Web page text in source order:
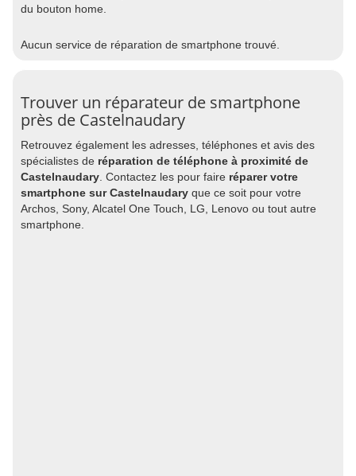
du bouton home.
Aucun service de réparation de smartphone trouvé.
Trouver un réparateur de smartphone
près de Castelnaudary
Retrouvez également les adresses, téléphones et avis des
spécialistes de réparation de téléphone à proximité de
Castelnaudary . Contactez les pour faire réparer votre
smartphone sur Castelnaudary que ce soit pour votre
Archos, Sony, Alcatel One Touch, LG, Lenovo ou tout autre
smartphone.